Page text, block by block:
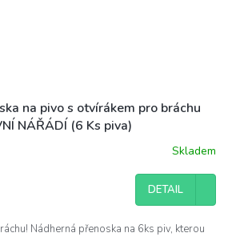
na pivo s otvírákem pro bráchu
NÁŘÁDÍ (6 Ks piva)
Skladem
DETAIL
Nádherná přenoska na 6ks piv, kterou